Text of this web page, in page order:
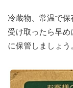
冷蔵物、常温で保
受け取ったら早
に保管しましょう